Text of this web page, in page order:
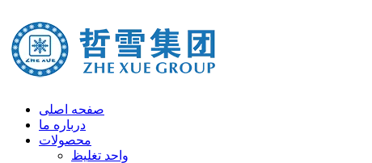
صفحه اصلی
درباره ما
محصولات
واحد تغلیظ